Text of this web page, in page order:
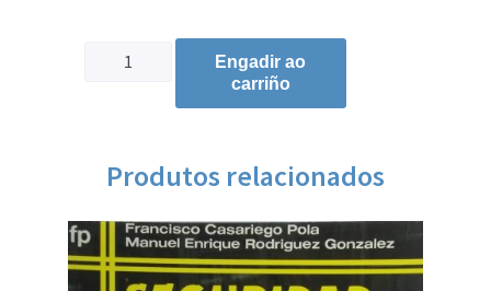
Engadir ao
carriño
Produtos relacionados